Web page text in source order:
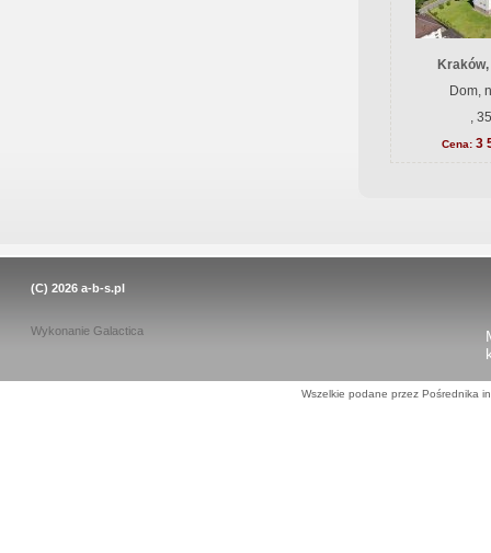
Dom,
,
Cena: 3
(C) 2026 a-b-s.pl
Wykonanie Galactica
Wszelkie podane przez Pośrednika